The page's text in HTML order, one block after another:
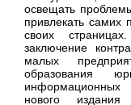
освещать
привлекать самих
своих
заключение
малых
образования
информационных
нового